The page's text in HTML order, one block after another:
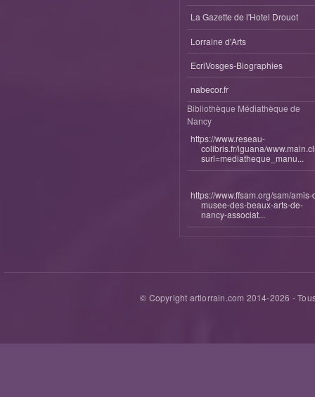
La Gazette de l'Hotel Drouot
Lorraine d'Arts
EcriVosges-Biographies
nabecor.fr
Bibliothèque Médiathèque de
Nancy
https://www.reseau-
colibris.fr/iguana/
surl=mediatheque_manu...
https://www.ffsam.org/sam/amis-
musee-des-beaux-arts-de-
nancy-associat...
© Copyright artlorrain.com 2014-2026 -